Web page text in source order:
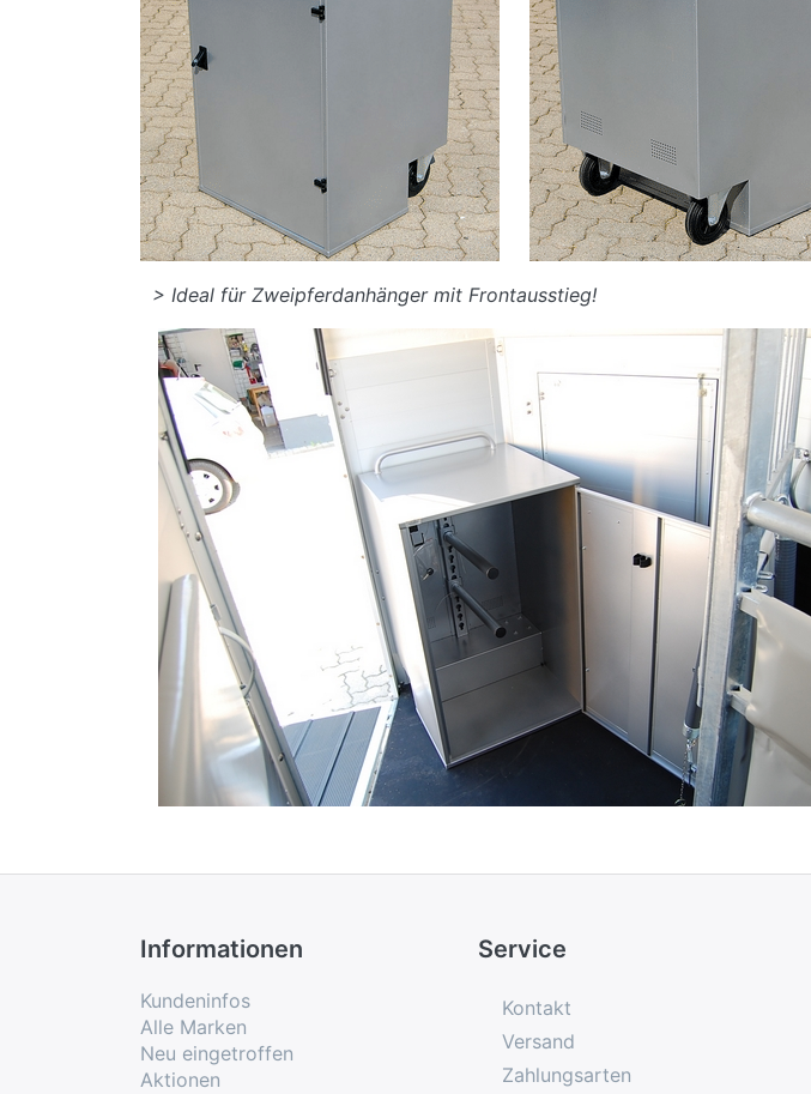
> Ideal für Zweipferdanhänger mit Frontausstieg!
Informationen
Kundeninfos
Alle Marken
Neu eingetroffen
Aktionen
Service
Kontakt
Versand
Zahlungsarten